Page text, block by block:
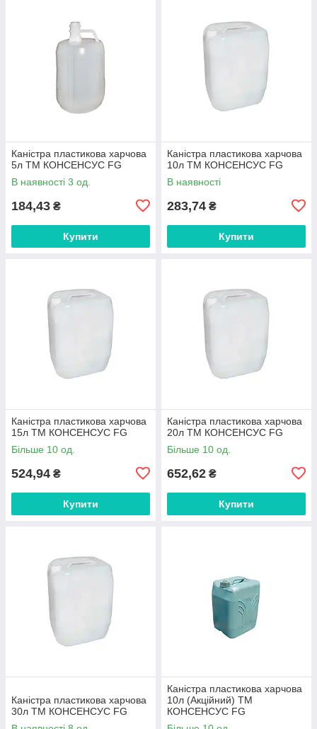
Каністра пластикова харчова
5л ТМ КОНСЕНСУС FG
В наявності 3 од.
184,43 ₴
Купити
Каністра пластикова харчова
10л ТМ КОНСЕНСУС FG
В наявності
283,74 ₴
Купити
Каністра пластикова харчова
15л ТМ КОНСЕНСУС FG
Більше 10 од.
524,94 ₴
Купити
Каністра пластикова харчова
20л ТМ КОНСЕНСУС FG
Більше 10 од.
652,62 ₴
Купити
Каністра пластикова харчова
30л ТМ КОНСЕНСУС FG
Каністра пластикова харчова
10л (Акційний) ТМ
КОНСЕНСУС FG